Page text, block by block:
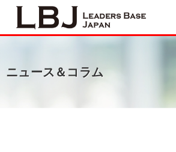
ニュース＆コラム